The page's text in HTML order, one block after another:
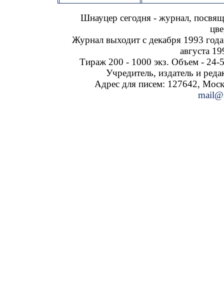
Шнауцер сегодня - журнал,
Журнал выходит с декабря 1993
августа
Тираж 200 - 1000 экз. Объем - 24-
Учредитель, издатель и
Адрес для писем: 127642,